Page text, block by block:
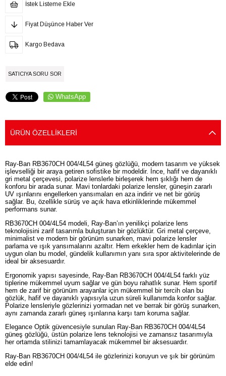
İstek Listeme Ekle
Fiyat Düşünce Haber Ver
Kargo Bedava
SATICIYA SORU SOR
WhatsApp
ÜRÜN ÖZELLIKLERI
Ray-Ban RB3670CH 004/4L54 güneş gözlüğü, modern tasarım ve yüksek
işlevselliği bir araya getiren sofistike bir modeldir. İnce, hafif ve dayanıklı
gri metal çerçevesi, polarize lenslerle birleşerek hem şıklığı hem de
konforu bir arada sunar. Mavi tonlardaki polarize lensler, güneşin zararlı
UV ışınlarını engellerken yansımaları en aza indirir ve net bir görüş
sağlar. Bu, özellikle sürüş ve açık hava etkinliklerinde mükemmel
performans sunar.
RB3670CH 004/4L54 modeli, Ray-Ban’ın yenilikçi polarize lens
teknolojisini zarif tasarımla buluşturan bir gözlüktür. Gri metal çerçeve,
minimalist ve modern bir görünüm sunarken, mavi polarize lensler
parlama ve ışık yansımalarını azaltır. Hem erkekler hem de kadınlar için
uygun olan bu model, gündelik kullanımın yanı sıra spor aktivitelerinde de
ideal bir aksesuardır.
Ergonomik yapısı sayesinde, Ray-Ban RB3670CH 004/4L54 farklı yüz
tiplerine mükemmel uyum sağlar ve gün boyu rahatlık sunar. Hem sportif
hem de zarif bir görünüm arayanlar için mükemmel bir tercih olan bu
gözlük, hafif ve dayanıklı yapısıyla uzun süreli kullanımda konfor sağlar.
Polarize lensleriyle gözlerinizi yormadan net ve berrak bir görüş sunarken,
aynı zamanda zararlı güneş ışınlarına karşı tam koruma sağlar.
Elegance Optik güvencesiyle sunulan Ray-Ban RB3670CH 004/4L54
güneş gözlüğü, üstün polarize lens teknolojisi ve zamansız tasarımıyla
her ortamda stilinizi tamamlayacak mükemmel bir aksesuardır.
Ray-Ban RB3670CH 004/4L54 ile gözlerinizi koruyun ve şık bir görünüm
elde edin!